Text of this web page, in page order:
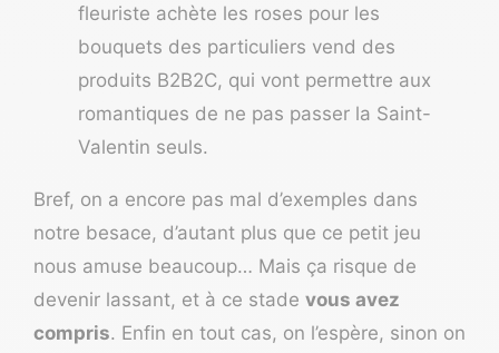
fleuriste achète les roses pour les
bouquets des particuliers vend des
produits B2B2C, qui vont permettre aux
romantiques de ne pas passer la Saint-
Valentin seuls.
Bref, on a encore pas mal d’exemples dans
notre besace, d’autant plus que ce petit jeu
nous amuse beaucoup… Mais ça risque de
devenir lassant, et à ce stade vous avez
compris. Enfin en tout cas, on l’espère, sinon on